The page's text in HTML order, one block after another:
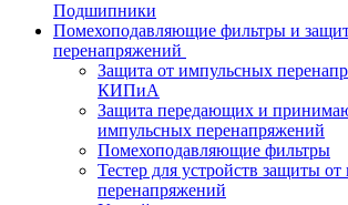
Подшипники
Помехоподавляющие фильтры и
перенапряжений
Защита от импульсных
КИПиА
Защита передающих и
импульсных перенапряжений
Помехоподавляющие фильтры
Тестер для устройств защиты
перенапряжений